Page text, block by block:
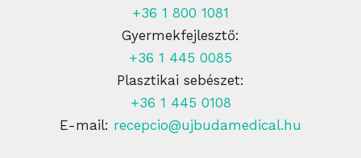
+36 1 800 1081
Gyermekfejlesztő:
+36 1 445 0085
Plasztikai sebészet:
+36 1 445 0108
E-mail: recepcio@ujbudamedical.hu